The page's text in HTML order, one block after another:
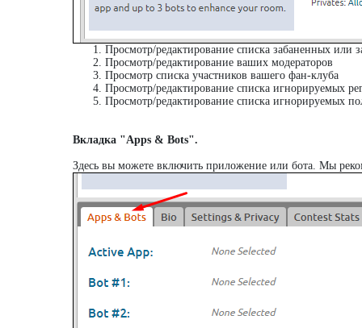
Просмотр/редактирование списка забаненных или
Просмотр/редактирование ваших модераторов
Просмотр списка участников вашего фан-клуба
Просмотр/редактирование списка игнорируемых
Просмотр/редактирование списка игнорируемых
Вкладка "Apps & Bots".
Здесь вы можете включить приложение или бота. Мы